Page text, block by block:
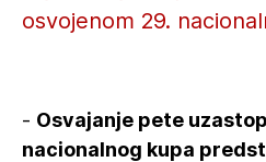
osvojenom 29.
- Osvajanje pete
nacionalnog kupa